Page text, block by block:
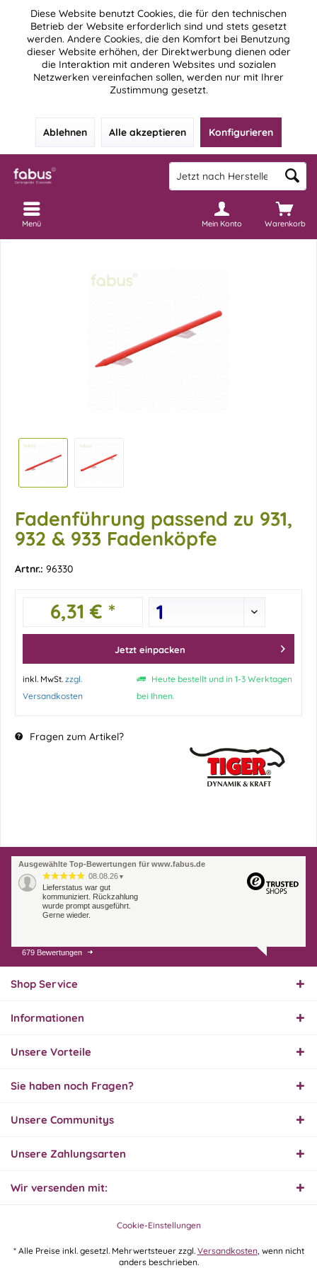
Diese Website benutzt Cookies, die für den technischen
Betrieb der Website erforderlich sind und stets gesetzt
werden. Andere Cookies, die den Komfort bei Benutzung
dieser Website erhöhen, der Direktwerbung dienen oder
die Interaktion mit anderen Websites und sozialen
Netzwerken vereinfachen sollen, werden nur mit Ihrer
Zustimmung gesetzt.
Ablehnen Alle akzeptieren Konfigurieren
Warenkorb
Mein Konto
Menü
Fadenführung passend zu 931,
932 & 933 Fadenköpfe
Artnr.: 96330
6,31 € *
Jetzt einpacken
inkl. MwSt. zzgl.
Versandkosten
Heute bestellt und in 1-3 Werktagen
bei Ihnen.
Fragen zum Artikel?
Ausgewählte Top-Bewertungen für www.fabus.de
08.08.26 ▼
Lieferstatus war gut
kommuniziert. Rückzahlung
wurde prompt ausgeführt.
Gerne wieder.
07.08.26
Endlich das richtige
Innerhalb 2 Tagen Ware
geliefert. Sehr gut!
31.07.26
Super schnelle Lieferung,
wieder, vielen Dank.
679 Bewertungen
Shop Service
Informationen
Unsere Vorteile
Sie haben noch Fragen?
Unsere Communitys
Unsere Zahlungsarten
Wir versenden mit:
Cookie-Einstellungen
* Alle Preise inkl. gesetzl. Mehrwertsteuer zzgl. Versandkosten, wenn nicht
anders beschrieben.